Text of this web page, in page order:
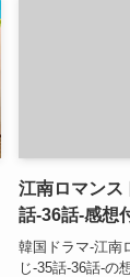
江南ロマンス
話-36話-感想
韓国ドラマ-江南
じ-35話-36話-の